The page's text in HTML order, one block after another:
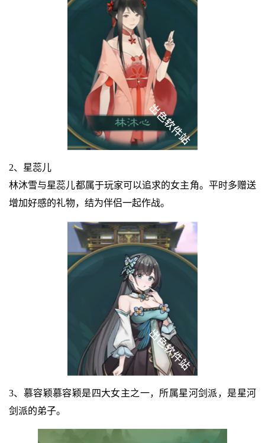
2、星蕊儿
林沐雪与星蕊儿都属于玩家可以追求的女主角。平时多赠送
增加好感的礼物，结为伴侣一起作战。
3、慕容颖慕容颖是四大女主之一，所属星河剑派，是星河
剑派的弟子。